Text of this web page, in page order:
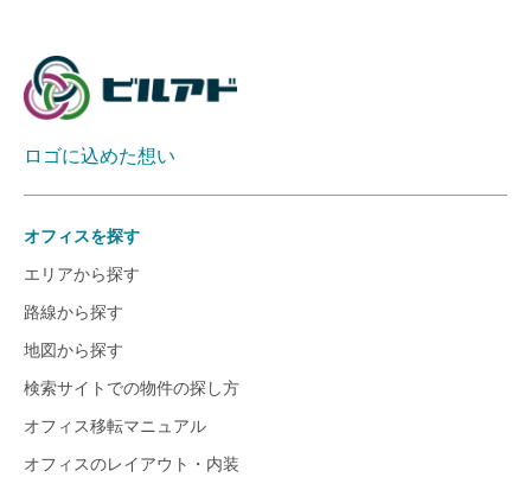
ロゴに込めた想い
オフィスを探す
エリアから探す
路線から探す
地図から探す
検索サイトでの物件の探し方
オフィス移転マニュアル
オフィスのレイアウト・内装